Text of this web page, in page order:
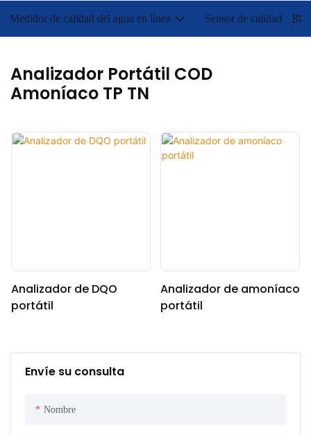
Medidor de calidad del agua en línea Sensor de calidad del
Analizador Portátil COD
Amoníaco TP TN
Envíe su consulta
Nombre
Analizador de DQO
portátil
Analizador de amoníaco
portátil